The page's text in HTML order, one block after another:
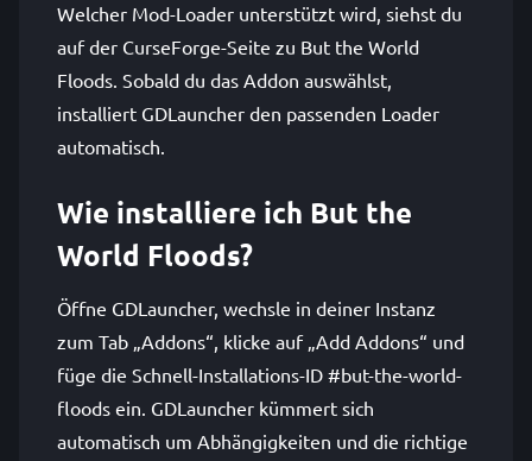
Welcher Mod-Loader unterstützt wird, siehst du
auf der CurseForge-Seite zu But the World
Floods. Sobald du das Addon auswählst,
installiert GDLauncher den passenden Loader
automatisch.
Wie installiere ich But the
World Floods?
Öffne GDLauncher, wechsle in deiner Instanz
zum Tab „Addons“, klicke auf „Add Addons“ und
füge die Schnell-Installations-ID #but-the-world-
floods ein. GDLauncher kümmert sich
automatisch um Abhängigkeiten und die richtige